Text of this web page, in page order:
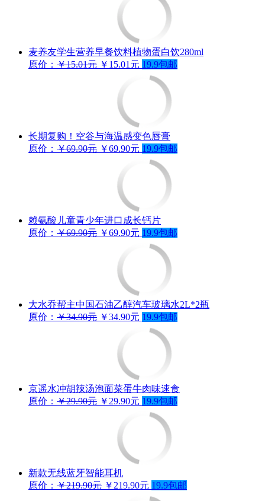
麦养友学生营养早餐饮料植物蛋白饮280ml
原价： ￥15.01元 ￥15.01元 19.9包邮
长期复购！空谷与海温感变色唇膏
原价： ￥69.90元 ￥69.90元 19.9包邮
赖氨酸儿童青少年进口成长钙片
原价： ￥69.90元 ￥69.90元 19.9包邮
大水乔帮主中国石油乙醇汽车玻璃水2L*2瓶
原价： ￥34.90元 ￥34.90元 19.9包邮
京遥水冲胡辣汤泡面菜蛋牛肉味速食
原价： ￥29.90元 ￥29.90元 19.9包邮
新款无线蓝牙智能耳机
原价： ￥219.90元 ￥219.90元 19.9包邮